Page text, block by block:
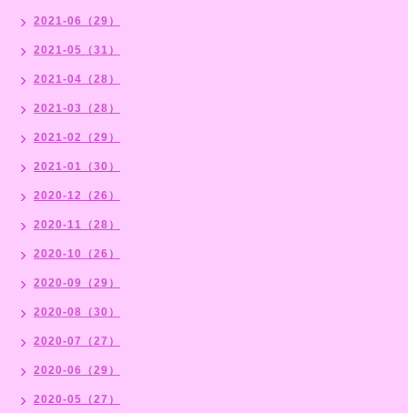
2021-06（29）
2021-05（31）
2021-04（28）
2021-03（28）
2021-02（29）
2021-01（30）
2020-12（26）
2020-11（28）
2020-10（26）
2020-09（29）
2020-08（30）
2020-07（27）
2020-06（29）
2020-05（27）